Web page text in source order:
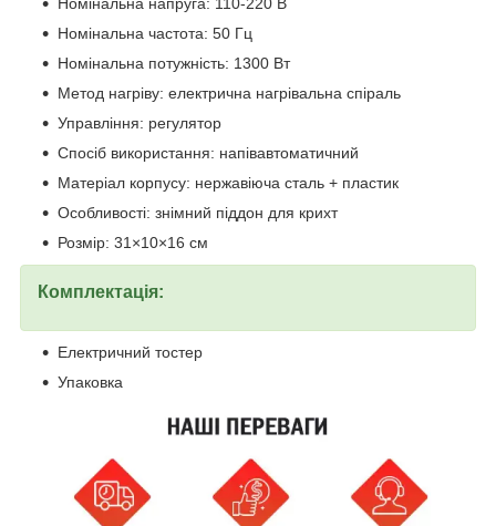
Номінальна частота: 50 Гц
Номінальна потужність: 1300 Вт
Метод нагріву: електрична нагрівальна спіраль
Управління: регулятор
Спосіб використання: напівавтоматичний
Матеріал корпусу: нержавіюча сталь + пластик
Особливості: знімний піддон для крихт
Розмір: 31×10×16 см
Комплектація:
Електричний тостер
Упаковка